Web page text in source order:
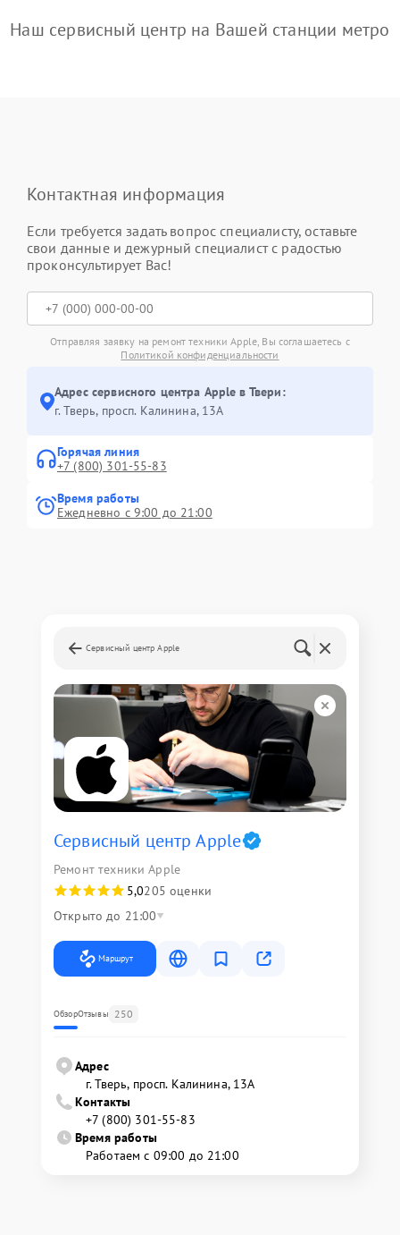
Наш сервисный центр на Вашей станции метро
Контактная информация
Если требуется задать вопрос специалисту, оставьте
свои данные и дежурный специалист с радостью
проконсультирует Вас!
Отправляя заявку на ремонт техники Apple, Вы соглашаетесь с
Политикой конфиденциальности
Адрес сервисного центра Apple в Твери:
г. Тверь, просп. Калинина, 13А
Горячая линия
+7 (800) 301-55-83
Время работы
Ежедневно с 9:00 до 21:00
Сервисный центр Apple
Сервисный центр Apple
Ремонт техники Apple
5,0205 оценки
Открыто до 21:00
Маршрут
ОбзорОтзывы 250
Адрес
г. Тверь, просп. Калинина, 13А
Контакты
+7 (800) 301-55-83
Время работы
Работаем с 09:00 до 21:00